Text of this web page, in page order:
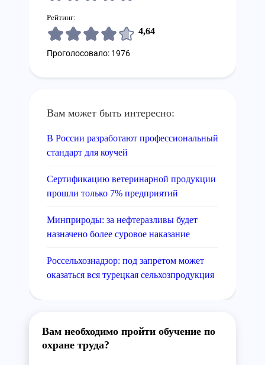
Рейтинг:
4,64
Проголосовало: 1976
Вам может быть интересно:
В России разработают профессиональный
стандарт для коучей
Сертификацию ветеринарной продукции
прошли только 7% предприятий
Минприроды: за нефтеразливы будет
назначено более суровое наказание
Россельхознадзор: под запретом может
оказаться вся турецкая сельхозпродукция
Вам необходимо пройти обучение по
охране труда?